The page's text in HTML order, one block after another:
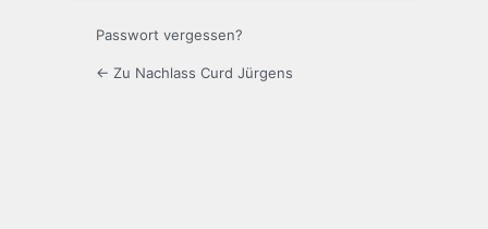
Passwort vergessen?
← Zu Nachlass Curd Jürgens